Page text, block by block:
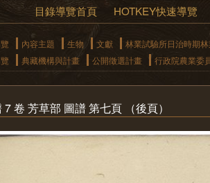
目錄導覽首頁 HOTKEY快速導覽
內容主題 生物 文獻
林業試驗所日治時期
典藏機構與計畫 公開徵選計畫 行政院農業委
卷 芳草部 圖譜 第七頁 （後頁）